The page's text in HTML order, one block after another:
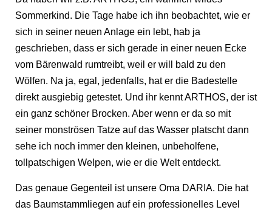
Sommerkind. Die Tage habe ich ihn beobachtet, wie er
sich in seiner neuen Anlage ein lebt, hab ja
geschrieben, dass er sich gerade in einer neuen Ecke
vom Bärenwald rumtreibt, weil er will bald zu den
Wölfen. Na ja, egal, jedenfalls, hat er die Badestelle
direkt ausgiebig getestet. Und ihr kennt ARTHOS, der ist
ein ganz schöner Brocken. Aber wenn er da so mit
seiner monströsen Tatze auf das Wasser platscht dann
sehe ich noch immer den kleinen, unbeholfene,
tollpatschigen Welpen, wie er die Welt entdeckt.
Das genaue Gegenteil ist unsere Oma DARIA. Die hat
das Baumstammliegen auf ein professionelles Level